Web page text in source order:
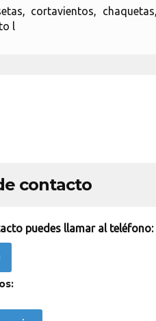
cortavientos,
l
contacto
puedes llamar al teléfono: